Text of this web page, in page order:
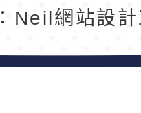
返回頂端
Neil網站設